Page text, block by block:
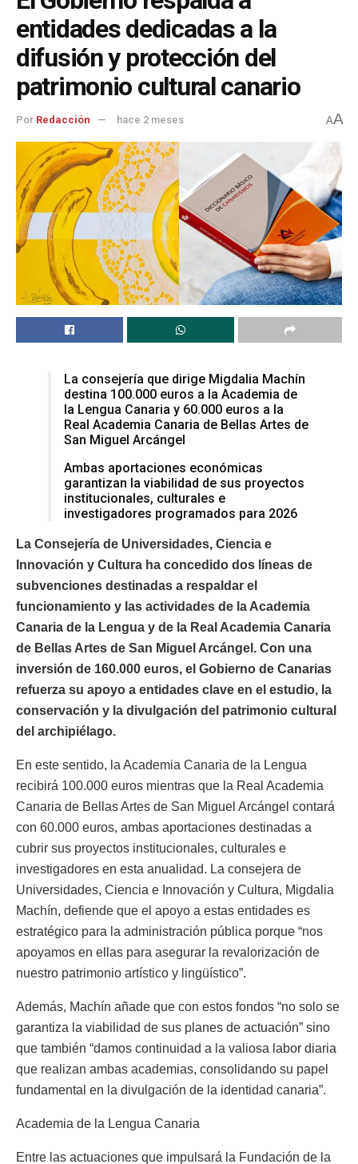
entidades dedicadas a la
difusión y protección del
patrimonio cultural canario
Por Redacción hace 2 meses AA
La consejería que dirige Migdalia Machín
destina 100.000 euros a la Academia de
la Lengua Canaria y 60.000 euros a la
Real Academia Canaria de Bellas Artes de
San Miguel Arcángel
Ambas aportaciones económicas
garantizan la viabilidad de sus proyectos
institucionales, culturales e
investigadores programados para 2026
La Consejería de Universidades, Ciencia e
Innovación y Cultura ha concedido dos líneas de
subvenciones destinadas a respaldar el
funcionamiento y las actividades de la Academia
Canaria de la Lengua y de la Real Academia Canaria
de Bellas Artes de San Miguel Arcángel. Con una
inversión de 160.000 euros, el Gobierno de Canarias
refuerza su apoyo a entidades clave en el estudio, la
conservación y la divulgación del patrimonio cultural
del archipiélago.
En este sentido, la Academia Canaria de la Lengua
recibirá 100.000 euros mientras que la Real Academia
Canaria de Bellas Artes de San Miguel Arcángel contará
con 60.000 euros, ambas aportaciones destinadas a
cubrir sus proyectos institucionales, culturales e
investigadores en esta anualidad. La consejera de
Universidades, Ciencia e Innovación y Cultura, Migdalia
Machín, defiende que el apoyo a estas entidades es
estratégico para la administración pública porque “nos
apoyamos en ellas para asegurar la revalorización de
nuestro patrimonio artístico y lingüístico”.
Además, Machín añade que con estos fondos “no solo se
garantiza la viabilidad de sus planes de actuación” sino
que también “damos continuidad a la valiosa labor diaria
que realizan ambas academias, consolidando su papel
fundamental en la divulgación de la identidad canaria”.
Academia de la Lengua Canaria
Entre las actuaciones que impulsará la Fundación de la